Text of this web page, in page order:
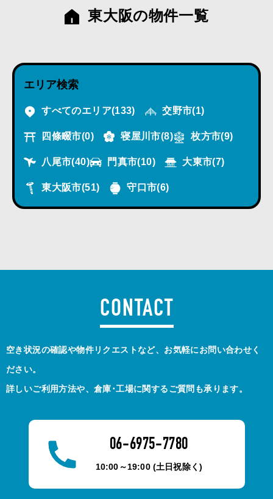
東大阪の物件一覧
エリア検索
すべてのエリア(133) 交野市(1)
四條畷市(0) 寝屋川市(8) 枚方市(9)
八尾市(40) 門真市(10) 大東市(7)
東大阪市(51) 守口市(6)
CONTACT
空き状況の確認や物件リクエストなど、お気軽にお問い合わせく
ださい。
詳しいご利用方法や、倉庫･工場に関するご質問も承ります。
06-6975-7780
10:00～19:00 (土日祝除く)